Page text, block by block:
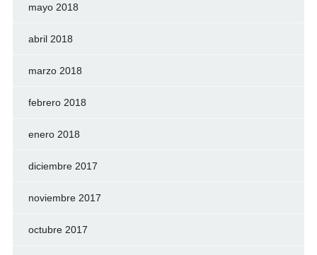
mayo 2018
abril 2018
marzo 2018
febrero 2018
enero 2018
diciembre 2017
noviembre 2017
octubre 2017